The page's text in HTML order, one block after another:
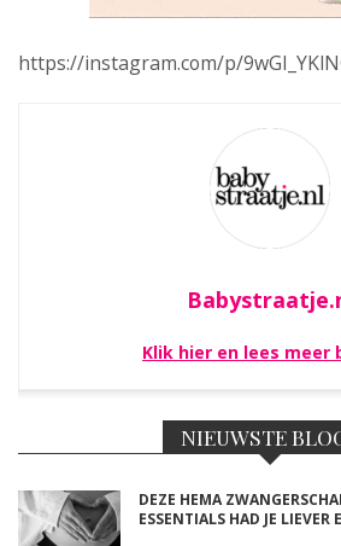
https://instagram.com/p/
Klik hier en lees meer
NIEUWSTE
DEZE HEMA
ESSENTIALS HAD JE LIEVER